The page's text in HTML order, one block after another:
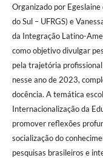
Organizado por
do Sul – UFRGS) e
da Integração Latino-
como objetivo divulgar
pela trajetória
nesse ano de 2023,
docência. A temática
Internacionalização da
promover reflexões
socialização do
pesquisas brasileiros e